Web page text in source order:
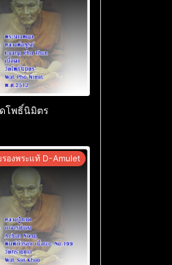
โพธิ์นิมิตร
องพระแท้ D-Amulet